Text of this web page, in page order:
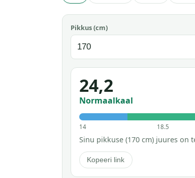
Pikkus (cm)
24,2
Normaalkaal
14 18.5
Sinu pikkuse (170 cm) juures on
Kopeeri link